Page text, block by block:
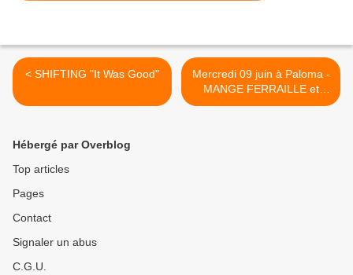
< SHIFTING "It Was Good"
Mercredi 09 juin à Paloma -
MANGE FERRAILLE et
SHUB >
Hébergé par Overblog
Top articles
Pages
Contact
Signaler un abus
C.G.U.